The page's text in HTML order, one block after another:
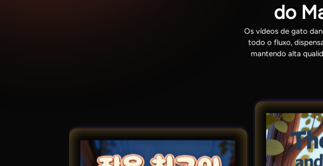
do
Os vídeos de gato
todo o fluxo,
mantendo alta